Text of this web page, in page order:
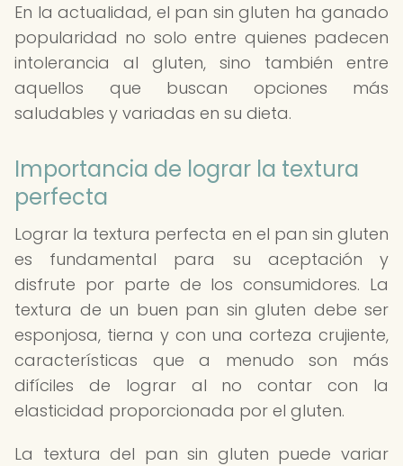
En la actualidad, el pan sin gluten ha ganado
popularidad no solo entre quienes padecen
intolerancia al gluten, sino también entre
aquellos que buscan opciones más
saludables y variadas en su dieta.
Importancia de lograr la textura
perfecta
Lograr la textura perfecta en el pan sin gluten
es fundamental para su aceptación y
disfrute por parte de los consumidores. La
textura de un buen pan sin gluten debe ser
esponjosa, tierna y con una corteza crujiente,
características que a menudo son más
difíciles de lograr al no contar con la
elasticidad proporcionada por el gluten.
La textura del pan sin gluten puede variar